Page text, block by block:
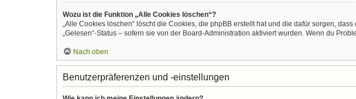
Wozu ist die Funktion „Alle Cookies löschen“?
„Alle Cookies löschen“ löscht die Cookies, die phpBB erstellt hat und die dafür sorgen,
„Gelesen“-Status – sofern sie von der Board-Administration aktiviert wurden. Wenn du
Nach oben
Benutzerpräferenzen und -einstellungen